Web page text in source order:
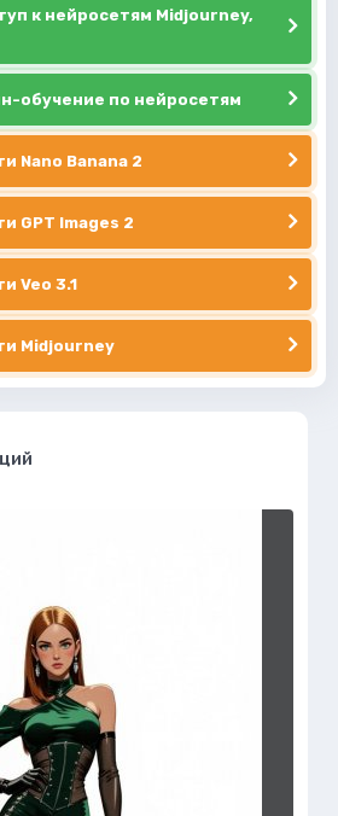
к нейросетям Midjourney,
обучение по нейросетям
Nano Banana 2
GPT Images 2
Veo 3.1
Midjourney